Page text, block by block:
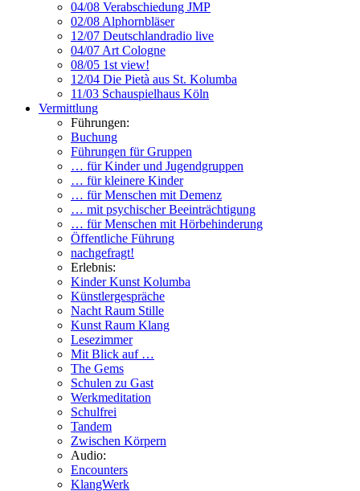
04/08 Verabschiedung JMP
02/08 Alphornbläser
12/07 Deutschlandradio live
04/07 Art Cologne
08/05 1st view!
12/04 Die Pietà aus St. Kolumba
11/03 Schauspielhaus Köln
Vermittlung
Führungen:
Buchung
Führungen für Gruppen
… für Kinder und Jugendgruppen
… für kleinere Kinder
… für Menschen mit Demenz
… mit psychischer Beeinträchtigung
… für Menschen mit Hörbehinderung
Öffentliche Führung
nachgefragt!
Erlebnis:
Kinder Kunst Kolumba
Künstlergespräche
Nacht Raum Stille
Kunst Raum Klang
Lesezimmer
Mit Blick auf …
The Gems
Schulen zu Gast
Werkmeditation
Schulfrei
Tandem
Zwischen Körpern
Audio:
Encounters
KlangWerk